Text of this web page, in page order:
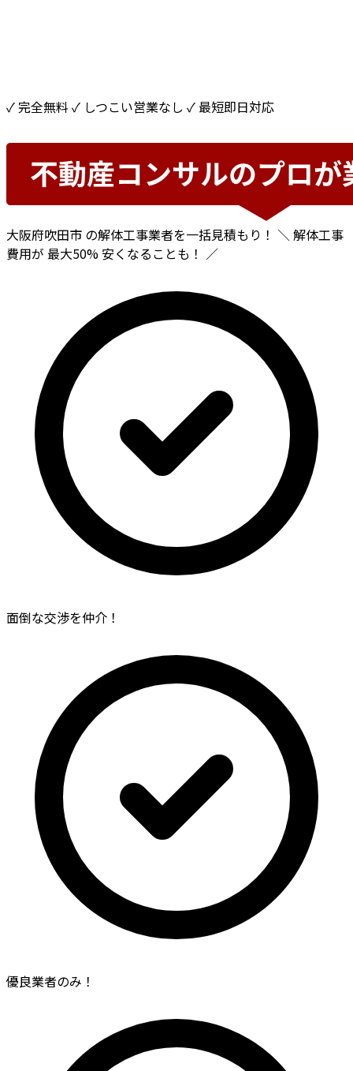
✓ 完全無料 ✓ しつこい営業なし ✓ 最短即日対応
大阪府吹田市 の解体工事業者を一括見積もり！ ＼ 解体工事
費用が 最大50%安くなることも！ ／
面倒な交渉を仲介！
優良業者のみ！